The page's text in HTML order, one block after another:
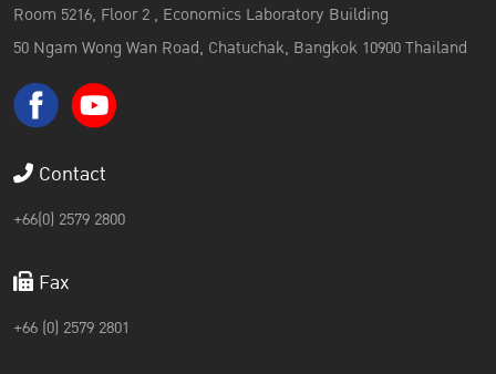
Room 5216, Floor 2 , Economics Laboratory Building
50 Ngam Wong Wan Road, Chatuchak, Bangkok 10900 Thailand
Contact
+66(0) 2579 2800
Fax
+66 (0) 2579 2801